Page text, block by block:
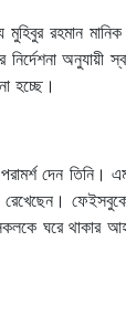
রহমান
নির্দেশনা
হচ্ছে।
দেন তিনি।
ঘরে থাকার